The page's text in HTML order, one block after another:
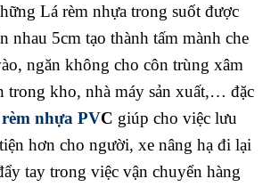
Lá rèm nhựa trong suốt được
nhau 5cm tạo thành tấm mành che
ngăn không cho côn trùng xâm
trong kho, nhà máy sản xuất,… đặc
rèm nhựa PVC giúp cho việc lưu
hơn cho người, xe nâng hạ đi lại
tay trong việc vận chuyển hàng